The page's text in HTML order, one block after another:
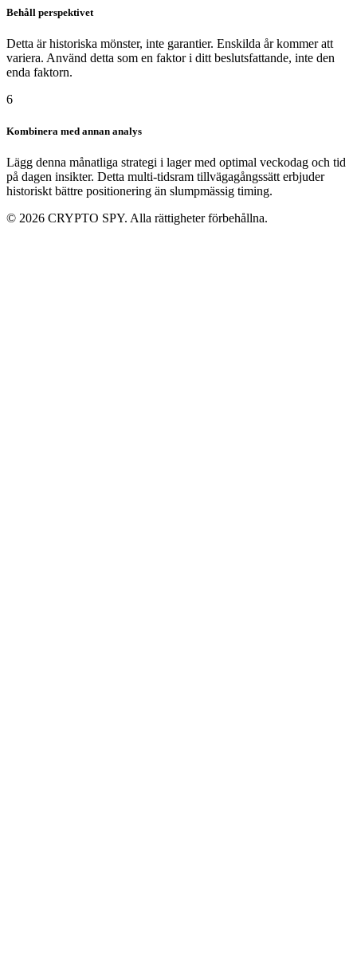
Behåll perspektivet
Detta är historiska mönster, inte garantier. Enskilda år kommer att
variera. Använd detta som en faktor i ditt beslutsfattande, inte den
enda faktorn.
6
Kombinera med annan analys
Lägg denna månatliga strategi i lager med optimal veckodag och tid
på dagen insikter. Detta multi-tidsram tillvägagångssätt erbjuder
historiskt bättre positionering än slumpmässig timing.
© 2026 CRYPTO SPY. Alla rättigheter förbehållna.